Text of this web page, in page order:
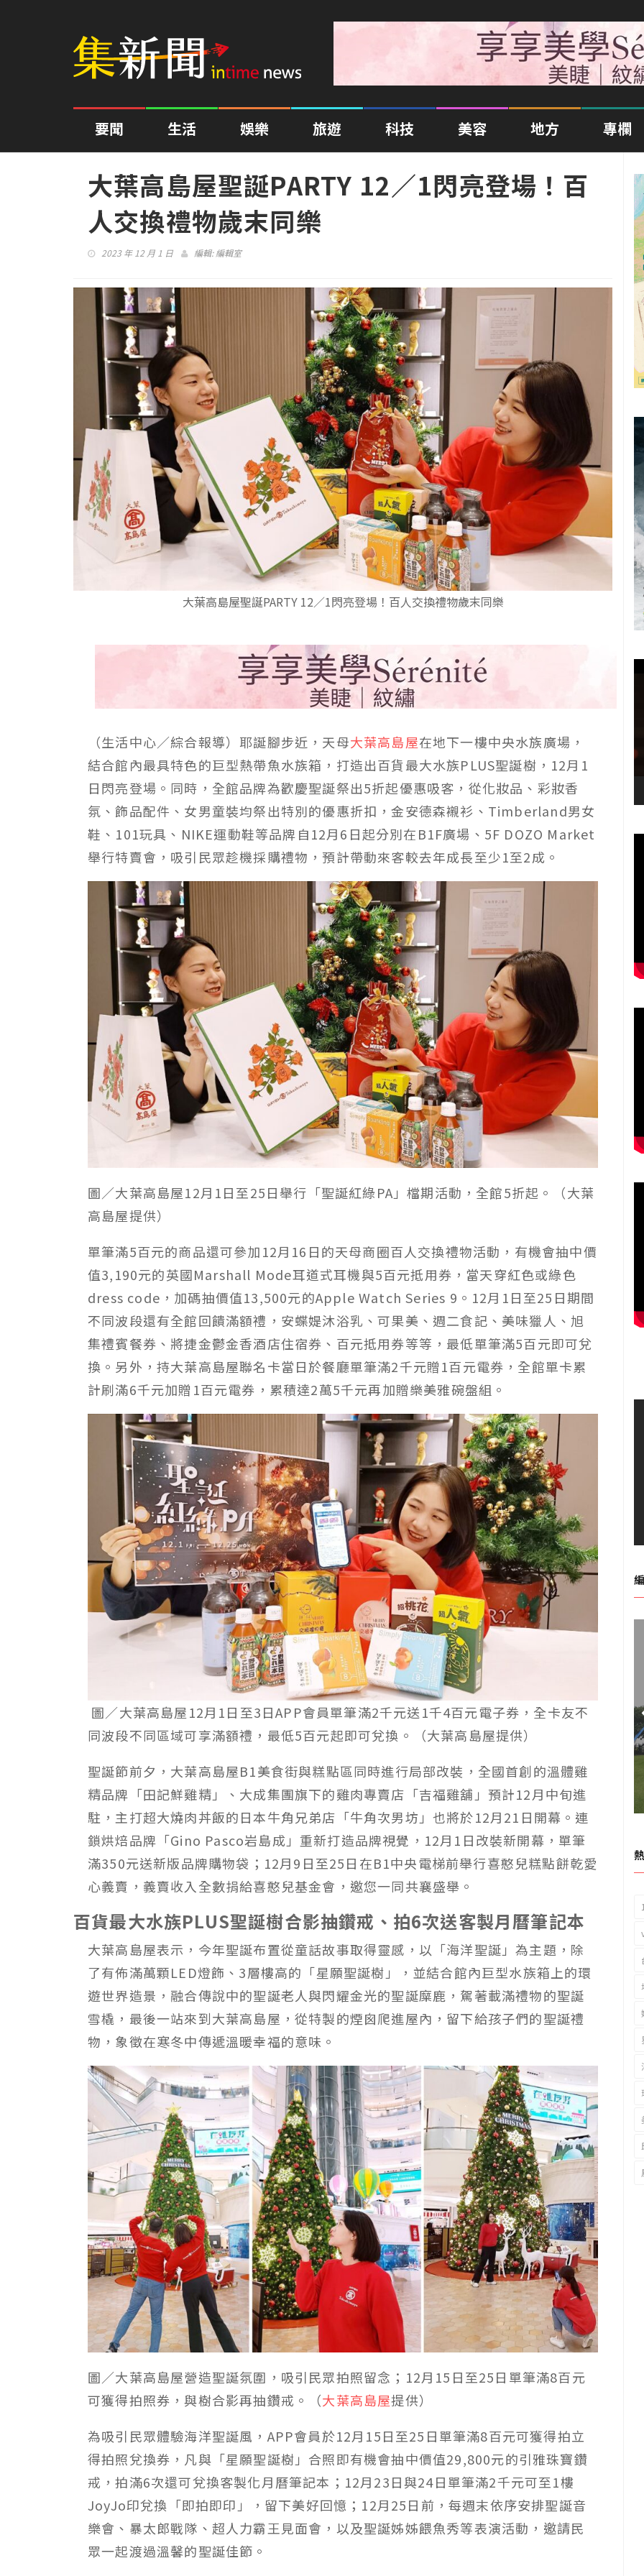
要聞 生活 娛樂 旅遊 科技 美容 地方 專欄
大葉高島屋聖誕PARTY 12／1閃亮登場！百
人交換禮物歲末同樂
2023 年 12 月 1 日 編輯:編輯室
大葉高島屋聖誕PARTY 12／1閃亮登場！百人交換禮物歲末同樂
（生活中心／綜合報導）耶誕腳步近，天母大葉高島屋在地下一樓中央水族廣場，
結合館內最具特色的巨型熱帶魚水族箱，打造出百貨最大水族PLUS聖誕樹，12月1
日閃亮登場。同時，全館品牌為歡慶聖誕祭出5折起優惠吸客，從化妝品、彩妝香
氛、飾品配件、女男童裝均祭出特別的優惠折扣，金安德森襯衫、Timberland男女
鞋、101玩具、NIKE運動鞋等品牌自12月6日起分別在B1F廣場、5F DOZO Market
舉行特賣會，吸引民眾趁機採購禮物，預計帶動來客較去年成長至少1至2成。
圖／大葉高島屋12月1日至25日舉行「聖誕紅綠PA」檔期活動，全館5折起。（大葉
高島屋提供）
單筆滿5百元的商品還可參加12月16日的天母商圈百人交換禮物活動，有機會抽中價
值3,190元的英國Marshall Mode耳道式耳機與5百元抵用券，當天穿紅色或綠色
dress code，加碼抽價值13,500元的Apple Watch Series 9。12月1日至25日期間
不同波段還有全館回饋滿額禮，安蝶媞沐浴乳、可果美、週二食記、美味獵人、旭
集禮賓餐券、將捷金鬱金香酒店住宿券、百元抵用券等等，最低單筆滿5百元即可兌
換。另外，持大葉高島屋聯名卡當日於餐廳單筆滿2千元贈1百元電券，全館單卡累
計刷滿6千元加贈1百元電券，累積達2萬5千元再加贈樂美雅碗盤組。
圖／大葉高島屋12月1日至3日APP會員單筆滿2千元送1千4百元電子券，全卡友不
同波段不同區域可享滿額禮，最低5百元起即可兌換。（大葉高島屋提供）
聖誕節前夕，大葉高島屋B1美食街與糕點區同時進行局部改裝，全國首創的溫體雞
精品牌「田記鮮雞精」、大成集團旗下的雞肉專賣店「吉福雞舖」預計12月中旬進
駐，主打超大燒肉丼飯的日本牛角兄弟店「牛角次男坊」也將於12月21日開幕。連
鎖烘焙品牌「Gino Pasco岩島成」重新打造品牌視覺，12月1日改裝新開幕，單筆
滿350元送新版品牌購物袋；12月9日至25日在B1中央電梯前舉行喜憨兒糕點餅乾愛
心義賣，義賣收入全數捐給喜憨兒基金會，邀您一同共襄盛舉。
百貨最大水族PLUS聖誕樹合影抽鑽戒、拍6次送客製月曆筆記本
大葉高島屋表示，今年聖誕布置從童話故事取得靈感，以「海洋聖誕」為主題，除
了有佈滿萬顆LED燈飾、3層樓高的「星願聖誕樹」，並結合館內巨型水族箱上的環
遊世界造景，融合傳說中的聖誕老人與閃耀金光的聖誕糜鹿，駕著載滿禮物的聖誕
雪橇，最後一站來到大葉高島屋，從特製的煙囪爬進屋內，留下給孩子們的聖誕禮
物，象徵在寒冬中傳遞溫暖幸福的意味。
圖／大葉高島屋營造聖誕氛圍，吸引民眾拍照留念；12月15日至25日單筆滿8百元
可獲得拍照券，與樹合影再抽鑽戒。（大葉高島屋提供）
為吸引民眾體驗海洋聖誕風，APP會員於12月15日至25日單筆滿8百元可獲得拍立
得拍照兌換券，凡與「星願聖誕樹」合照即有機會抽中價值29,800元的引雅珠寶鑽
戒，拍滿6次還可兌換客製化月曆筆記本；12月23日與24日單筆滿2千元可至1樓
JoyJo印兌換「即拍即印」，留下美好回憶；12月25日前，每週末依序安排聖誕音
樂會、暴太郎戰隊、超人力霸王見面會，以及聖誕姊姊餵魚秀等表演活動，邀請民
眾一起渡過溫馨的聖誕佳節。